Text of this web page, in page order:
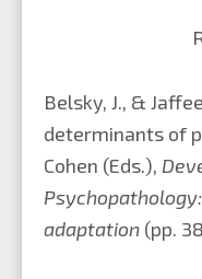
Belsky, J., &
determinants of
Cohen (Eds.),
adaptation (pp.